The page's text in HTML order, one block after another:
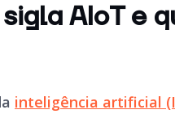
AIoT e
inteligência artificial